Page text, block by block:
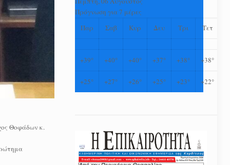
Θοφάδων κ.
Πρόγνωση για 7 μέρες
Παρ
Σαβ Κυρ Δευ Τρι Τετ
+39° +40° +40° +37° +38° +38°
+25° +27° +26° +25° +23° +22°